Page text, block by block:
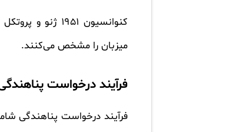
میزبان را مشخص می‌کنند.
فرآیند درخواست
فرآیند درخواست پناهندگی